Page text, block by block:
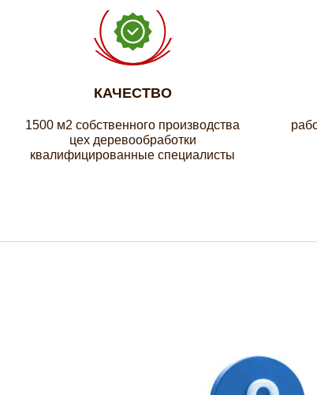
КАЧЕСТВО
1500 м2 собственного производства
цех деревообработки
квалифицированные специалисты